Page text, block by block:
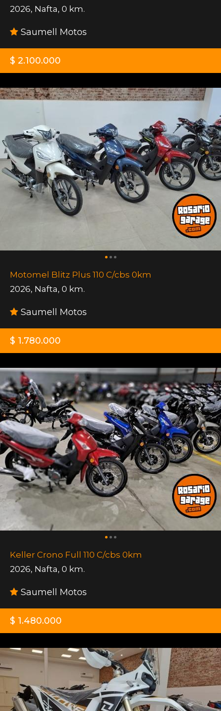
2026, Nafta, 0 km.
Saumell Motos
$ 2.100.000
Motomel Blitz Plus 110 C/cbs 0km
2026, Nafta, 0 km.
Saumell Motos
$ 1.780.000
Keller Crono Full 110 C/cbs 0km
2026, Nafta, 0 km.
Saumell Motos
$ 1.480.000